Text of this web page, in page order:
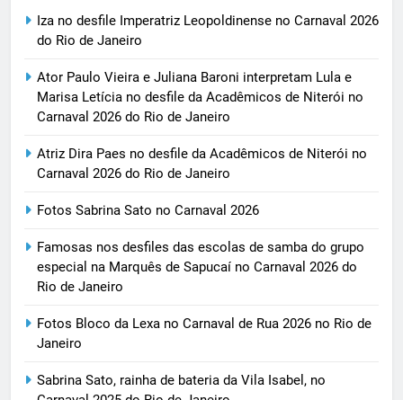
Iza no desfile Imperatriz Leopoldinense no Carnaval 2026
do Rio de Janeiro
Ator Paulo Vieira e Juliana Baroni interpretam Lula e
Marisa Letícia no desfile da Acadêmicos de Niterói no
Carnaval 2026 do Rio de Janeiro
Atriz Dira Paes no desfile da Acadêmicos de Niterói no
Carnaval 2026 do Rio de Janeiro
Fotos Sabrina Sato no Carnaval 2026
Famosas nos desfiles das escolas de samba do grupo
especial na Marquês de Sapucaí no Carnaval 2026 do
Rio de Janeiro
Fotos Bloco da Lexa no Carnaval de Rua 2026 no Rio de
Janeiro
Sabrina Sato, rainha de bateria da Vila Isabel, no